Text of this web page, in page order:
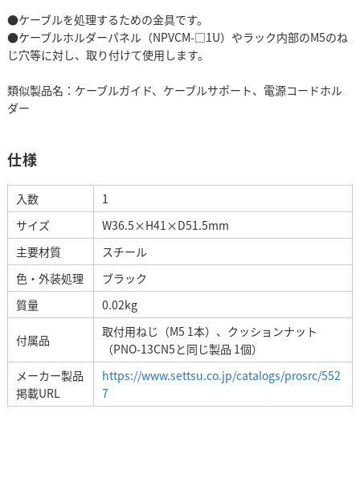
●ケーブルを処理するための金具です。
●ケーブルホルダーパネル（NPVCM-□1U）やラック内部のM5のね
じ穴等に対し、取り付けて使用します。
類似製品名：ケーブルガイド、ケーブルサポート、電源コードホル
ダー
仕様
入数
1
サイズ
W36.5×H41×D51.5mm
主要材質
スチール
色・外装処理
ブラック
質量
0.02kg
付属品
取付用ねじ（M5 1本）、クッションナット
（PNO-13CN5と同じ製品 1個）
メーカー製品
掲載URL
https://www.settsu.co.jp/catalogs/prosrc/552
7